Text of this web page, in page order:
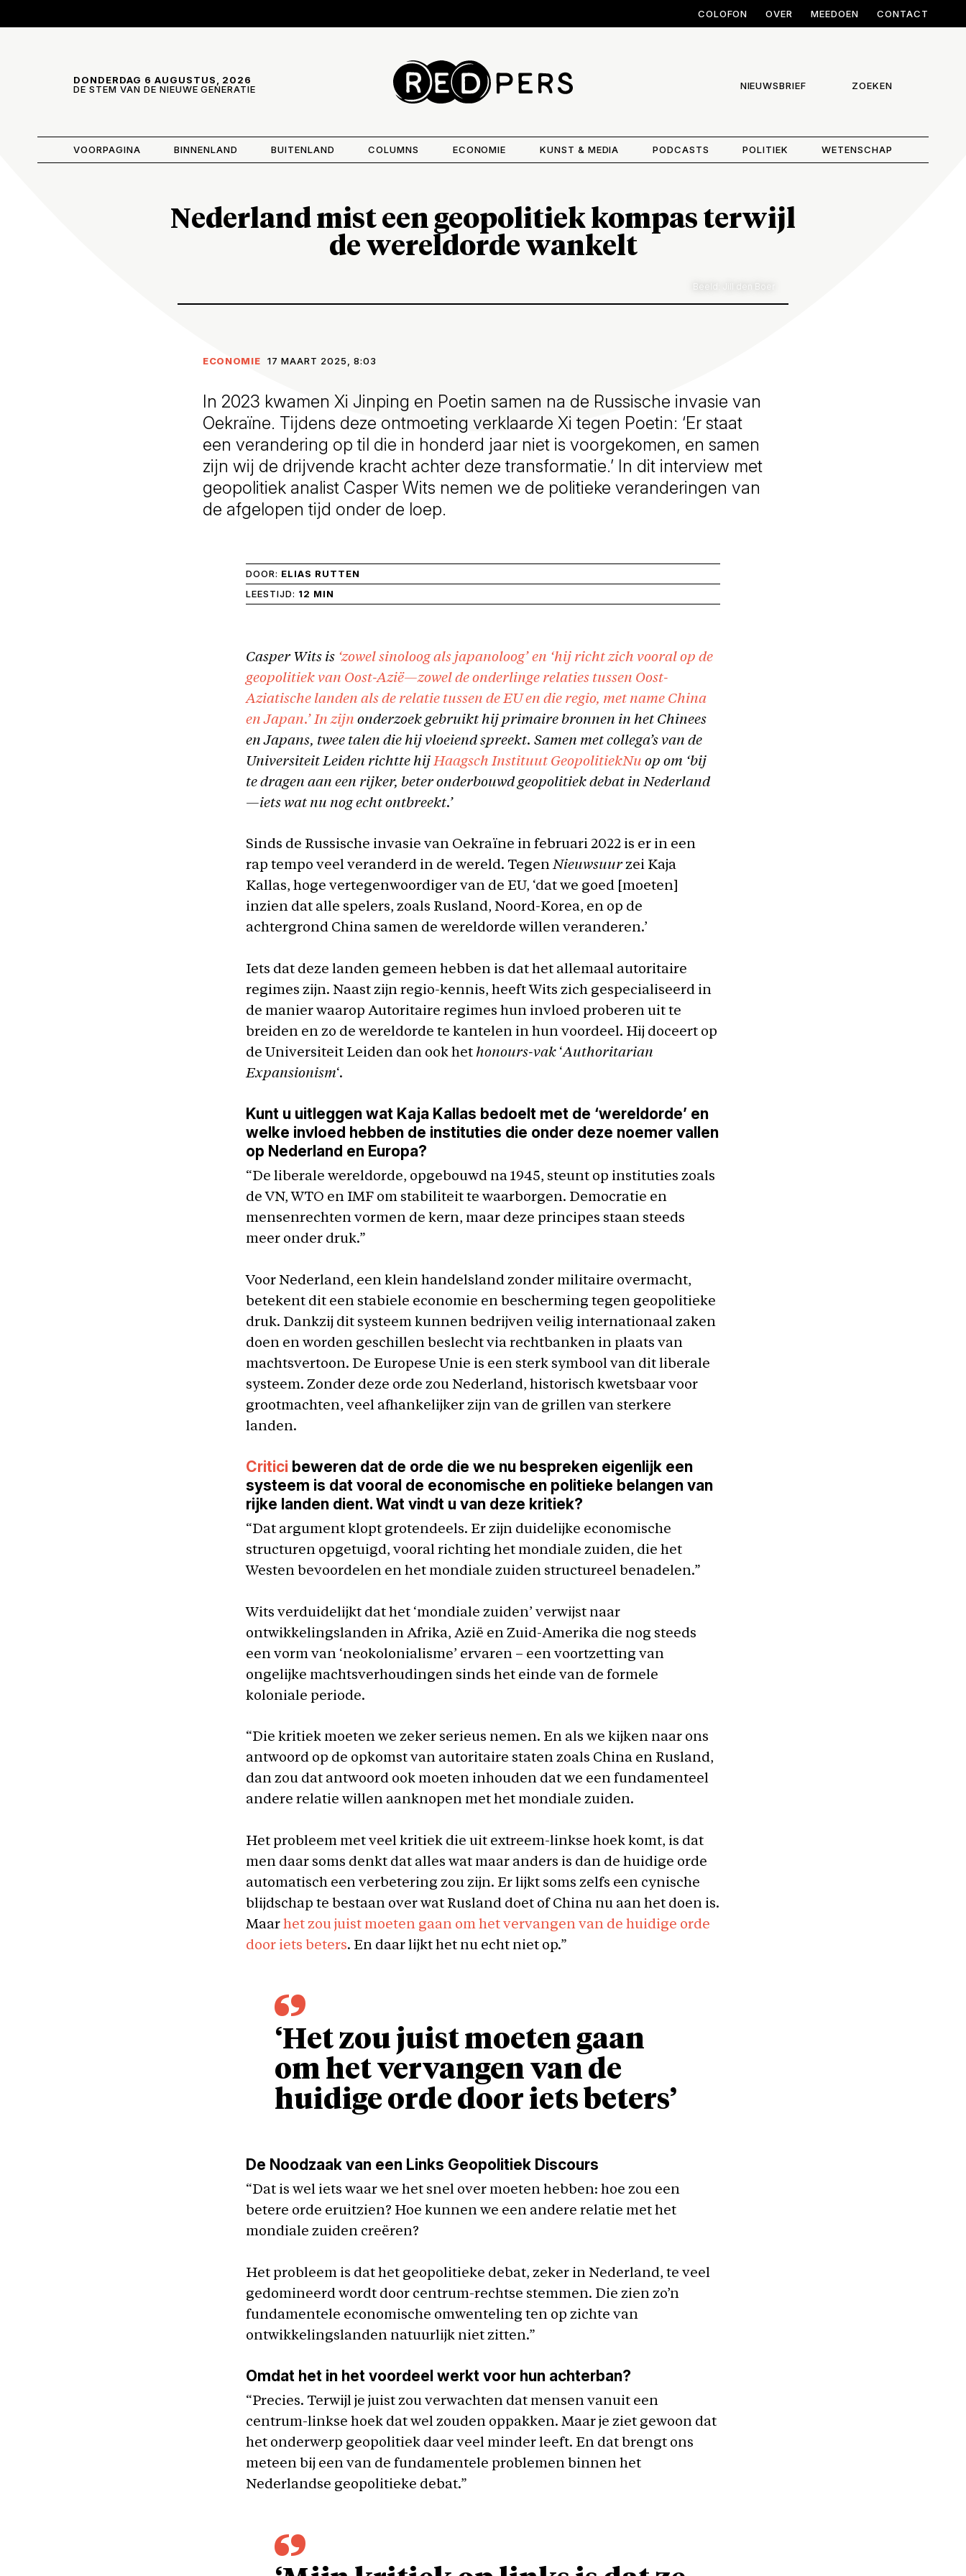
COLOFON OVER MEEDOEN CONTACT
DONDERDAG 6 AUGUSTUS, 2026
DE STEM VAN DE NIEUWE GENERATIE
NIEUWSBRIEF ZOEKEN
VOORPAGINA BINNENLAND BUITENLAND COLUMNS ECONOMIE KUNST & MEDIA PODCASTS POLITIEK WETENSCHAP
Nederland mist een geopolitiek kompas terwijl
de wereldorde wankelt
Beeld: Jill den Boer
ECONOMIE 17 MAART 2025, 8:03
In 2023 kwamen Xi Jinping en Poetin samen na de Russische invasie van
Oekraïne. Tijdens deze ontmoeting verklaarde Xi tegen Poetin: ‘Er staat
een verandering op til die in honderd jaar niet is voorgekomen, en samen
zijn wij de drijvende kracht achter deze transformatie.’ In dit interview met
geopolitiek analist Casper Wits nemen we de politieke veranderingen van
de afgelopen tijd onder de loep.
DOOR: ELIAS RUTTEN
LEESTIJD: 12 MIN
Casper Wits is ‘zowel sinoloog als japanoloog’ en ‘hij richt zich vooral op de
geopolitiek van Oost-Azië—zowel de onderlinge relaties tussen Oost-
Aziatische landen als de relatie tussen de EU en die regio, met name China
en Japan.’ In zijn onderzoek gebruikt hij primaire bronnen in het Chinees
en Japans, twee talen die hij vloeiend spreekt. Samen met collega’s van de
Universiteit Leiden richtte hij Haagsch Instituut GeopolitiekNu op om ‘bij
te dragen aan een rijker, beter onderbouwd geopolitiek debat in Nederland
—iets wat nu nog echt ontbreekt.’
Sinds de Russische invasie van Oekraïne in februari 2022 is er in een
rap tempo veel veranderd in de wereld. TegenNieuwsuurzei Kaja
Kallas, hoge vertegenwoordiger van de EU, ‘dat we goed [moeten]
inzien dat alle spelers, zoals Rusland, Noord-Korea, en op de
achtergrond China samen de wereldorde willen veranderen.’
Iets dat deze landen gemeen hebben is dat het allemaal autoritaire
regimes zijn. Naast zijn regio-kennis, heeft Wits zich gespecialiseerd in
de manier waarop Autoritaire regimes hun invloed proberen uit te
breiden en zo de wereldorde te kantelen in hun voordeel. Hij doceert op
de Universiteit Leiden dan ook het honours-vak ‘Authoritarian
Expansionism‘.
Kunt u uitleggen wat Kaja Kallas bedoelt met de ‘wereldorde’ en
welke invloed hebben de instituties die onder deze noemer vallen
op Nederland en Europa?
“De liberale wereldorde, opgebouwd na 1945, steunt op instituties zoals
de VN, WTO en IMF om stabiliteit te waarborgen. Democratie en
mensenrechten vormen de kern, maar deze principes staan steeds
meer onder druk.”
Voor Nederland, een klein handelsland zonder militaire overmacht,
betekent dit een stabiele economie en bescherming tegen geopolitieke
druk. Dankzij dit systeem kunnen bedrijven veilig internationaal zaken
doen en worden geschillen beslecht via rechtbanken in plaats van
machtsvertoon. De Europese Unie is een sterk symbool van dit liberale
systeem. Zonder deze orde zou Nederland, historisch kwetsbaar voor
grootmachten, veel afhankelijker zijn van de grillen van sterkere
landen.
Critici beweren dat de orde die we nu bespreken eigenlijk een
systeem is dat vooral de economische en politieke belangen van
rijke landen dient. Wat vindt u van deze kritiek?
“Dat argument klopt grotendeels. Er zijn duidelijke economische
structuren opgetuigd, vooral richting het mondiale zuiden, die het
Westen bevoordelen en het mondiale zuiden structureel benadelen.”
Wits verduidelijkt dat het ‘mondiale zuiden’ verwijst naar
ontwikkelingslanden in Afrika, Azië en Zuid-Amerika die nog steeds
een vorm van ‘neokolonialisme’ ervaren – een voortzetting van
ongelijke machtsverhoudingen sinds het einde van de formele
koloniale periode.
“Die kritiek moeten we zeker serieus nemen. En als we kijken naar ons
antwoord op de opkomst van autoritaire staten zoals China en Rusland,
dan zou dat antwoord ook moeten inhouden dat we een fundamenteel
andere relatie willen aanknopen met het mondiale zuiden.
Het probleem met veel kritiek die uit extreem-linkse hoek komt, is dat
men daar soms denkt dat alles wat maar anders is dan de huidige orde
automatisch een verbetering zou zijn. Er lijkt soms zelfs een cynische
blijdschap te bestaan over wat Rusland doet of China nu aan het doen is.
Maar het zou juist moeten gaan om het vervangen van de huidige orde
door iets beters. En daar lijkt het nu echt niet op.”
‘Het zou juist moeten gaan
om het vervangen van de
huidige orde door iets beters’
De Noodzaak van een Links Geopolitiek Discours
“Dat is wel iets waar we het snel over moeten hebben: hoe zou een
betere orde eruitzien? Hoe kunnen we een andere relatie met het
mondiale zuiden creëren?
Het probleem is dat het geopolitieke debat, zeker in Nederland, te veel
gedomineerd wordt door centrum-rechtse stemmen. Die zien zo’n
fundamentele economische omwenteling ten op zichte van
ontwikkelingslanden natuurlijk niet zitten.”
Omdat het in het voordeel werkt voor hun achterban?
“Precies. Terwijl je juist zou verwachten dat mensen vanuit een
centrum-linkse hoek dat wel zouden oppakken. Maar je ziet gewoon dat
het onderwerp geopolitiek daar veel minder leeft. En dat brengt ons
meteen bij een van de fundamentele problemen binnen het
Nederlandse geopolitieke debat.”